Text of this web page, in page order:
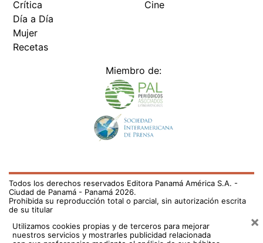
Crítica
Día a Día
Mujer
Recetas
Cine
Miembro de:
Todos los derechos reservados Editora Panamá América S.A. -
Ciudad de Panamá - Panamá 2026.
Prohibida su reproducción total o parcial, sin autorización escrita
de su titular
Utilizamos cookies propias y de terceros para mejorar
nuestros servicios y mostrarles publicidad relacionada
×